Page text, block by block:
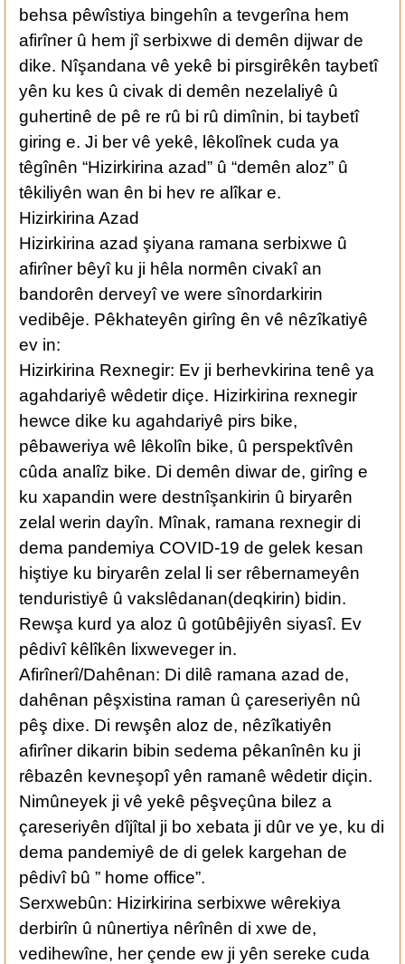
behsa pêwîstiya bingehîn a tevgerîna hem
afirîner û hem jî serbixwe di demên dijwar de
dike. Nîşandana vê yekê bi pirsgirêkên taybetî
yên ku kes û civak di demên nezelaliyê û
guhertinê de pê re rû bi rû dimînin, bi taybetî
giring e. Ji ber vê yekê, lêkolînek cuda ya
têgînên “Hizirkirina azad” û “demên aloz” û
têkiliyên wan ên bi hev re alîkar e.
Hizirkirina Azad
Hizirkirina azad şiyana ramana serbixwe û
afirîner bêyî ku ji hêla normên civakî an
bandorên derveyî ve were sînordarkirin
vedibêje. Pêkhateyên girîng ên vê nêzîkatiyê
ev in:
Hizirkirina Rexnegir: Ev ji berhevkirina tenê ya
agahdariyê wêdetir diçe. Hizirkirina rexnegir
hewce dike ku agahdariyê pirs bike,
pêbaweriya wê lêkolîn bike, û perspektîvên
cûda analîz bike. Di demên diwar de, girîng e
ku xapandin were destnîşankirin û biryarên
zelal werin dayîn. Mînak, ramana rexnegir di
dema pandemiya COVID-19 de gelek kesan
hiştiye ku biryarên zelal li ser rêbernameyên
tenduristiyê û vakslêdanan(deqkirin) bidin.
Rewşa kurd ya aloz û gotûbêjiyên siyasî. Ev
pêdivî kêlîkên lixweveger in.
Afirînerî/Dahênan: Di dilê ramana azad de,
dahênan pêşxistina raman û çareseriyên nû
pêş dixe. Di rewşên aloz de, nêzîkatiyên
afirîner dikarin bibin sedema pêkanînên ku ji
rêbazên kevneşopî yên ramanê wêdetir diçin.
Nimûneyek ji vê yekê pêşveçûna bilez a
çareseriyên dîjîtal ji bo xebata ji dûr ve ye, ku di
dema pandemiyê de di gelek kargehan de
pêdivî bû ” home office”.
Serxwebûn: Hizirkirina serbixwe wêrekiya
derbirîn û nûnertiya nêrînên di xwe de,
vedihewîne, her çende ew ji yên sereke cuda